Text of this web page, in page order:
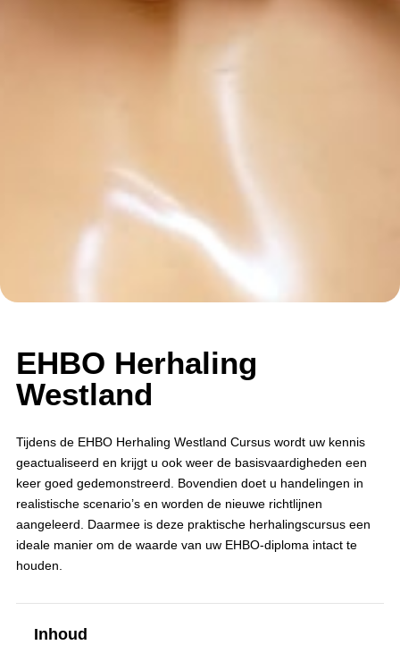
EHBO Herhaling
Westland
Tijdens de EHBO Herhaling Westland Cursus wordt uw kennis
geactualiseerd en krijgt u ook weer de basisvaardigheden een
keer goed gedemonstreerd. Bovendien doet u handelingen in
realistische scenario’s en worden de nieuwe richtlijnen
aangeleerd. Daarmee is deze praktische herhalingscursus een
ideale manier om de waarde van uw EHBO-diploma intact te
houden.
Inhoud